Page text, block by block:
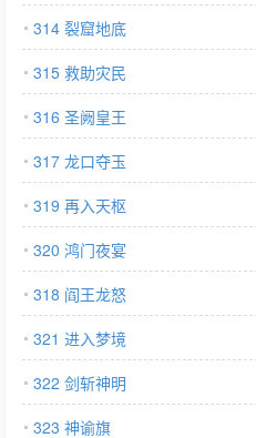
314 裂窟地底
315 救助灾民
316 圣阙皇王
317 龙口夺玉
319 再入天枢
320 鸿门夜宴
318 阎王龙怒
321 进入梦境
322 剑斩神明
323 神谕旗